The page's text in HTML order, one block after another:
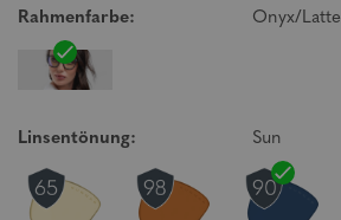
Rahmenfarbe: Onyx/Latte
Linsentönung: Sun